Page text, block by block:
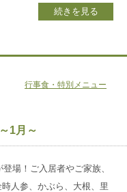
続きを見る
1月～
行事食・特別メニュー
場！ご入居者やご家族、
人参、かぶら、大根、里